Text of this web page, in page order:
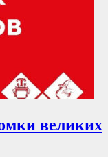
великих